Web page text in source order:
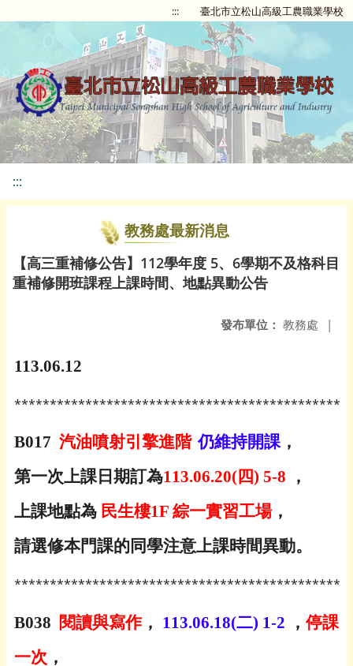
::: 臺北市立松山高級工農職業學校
:::
教務處最新消息
【高三重補修公告】112學年度 5、6學期不及格科目
重補修開班課程上課時間、地點異動公告
發布單位： 教務處 |
113.06.12
B017 汽油噴射引擎進階 仍維持開課，
第一次上課日期訂為113.06.20( 四) 5-8
，
上課地點為 民生樓1F 綜一實習工場，
請選修本門課的同學注意上課時間異動。
B038 閱讀與寫作， 113.06.18(二) 1-2 ，停課
一次 ，